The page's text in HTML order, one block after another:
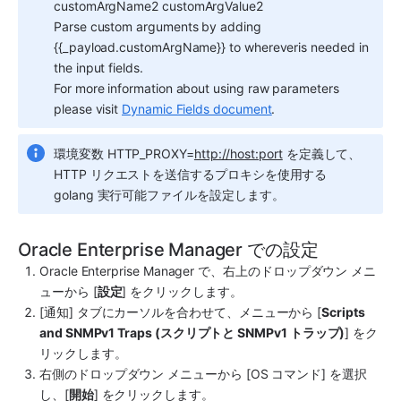
customArgName2 customArgValue2
Parse custom arguments by adding
{{_payload.customArgName}} to whereveris needed in
the input fields.
For more information about using raw parameters
please visit Dynamic Fields document.
環境変数 HTTP_PROXY=http://host:port を定義して、
HTTP リクエストを送信するプロキシを使用する
golang 実行可能ファイルを設定します。
Oracle Enterprise Manager での設定
Oracle Enterprise Manager で、右上のドロップダウン メニ
ューから [設定] をクリックします。
[通知] タブにカーソルを合わせて、メニューから [Scripts
and SNMPv1 Traps (スクリプトと SNMPv1 トラップ)] をク
リックします。
右側のドロップダウン メニューから [OS コマンド] を選択
し、[開始] をクリックします。